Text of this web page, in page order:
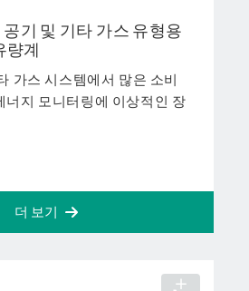
기 및 기타 가스 유형용
량계
가스 시스템에서 많은 소비
너지 모니터링에 이상적인 장
더 보기